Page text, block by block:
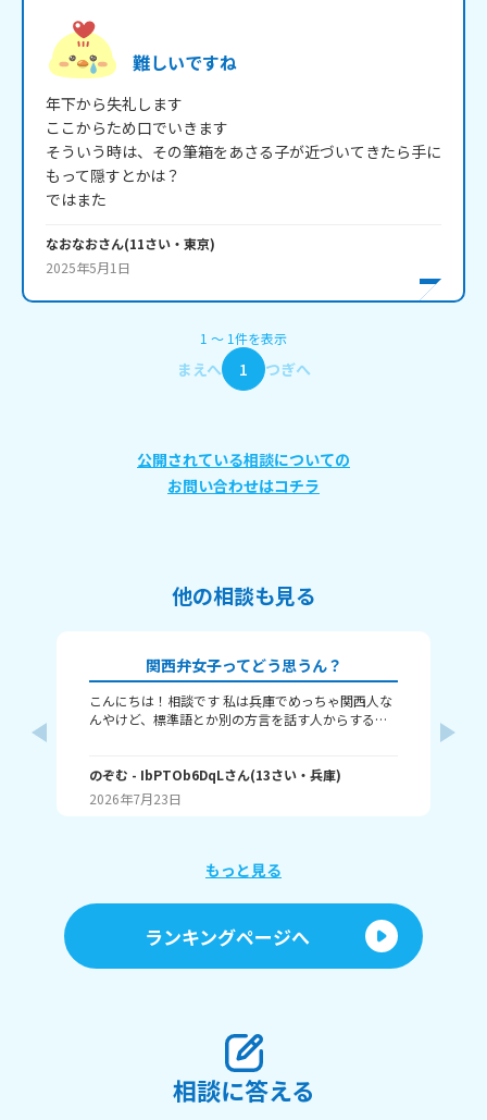
難しいですね
年下から失礼します
ここからため口でいきます
そういう時は、その筆箱をあさる子が近づいてきたら手に
もって隠すとかは？
ではまた
なおなおさん(11さい・ 東京)
2025年5月1日
1 〜 1件を表示
まえへ 1 つぎへ
公開されている相談についての
お問い合わせはコチラ
他の相談も見る
関西弁女子ってどう思うん？
こんにちは！相談です 私は兵庫でめっちゃ関西人な
んやけど、標準語とか別の方言を話す人からする
ちがって、日々ボケとツッコミとかなさそうやし、
変なイメージ持たれんのかなぁって！ 別に普通の時
は結構自然に？まあゆるめにみんな使っとぉけど、
ん？ とか、普通の会話で話す時も、気が強そうみた
聞きたいです！
のぞむ - IbPTOb6DqLさん(13さい・ 兵庫)
2026年7月23日
もっと見る
ランキングページへ
相談に答える